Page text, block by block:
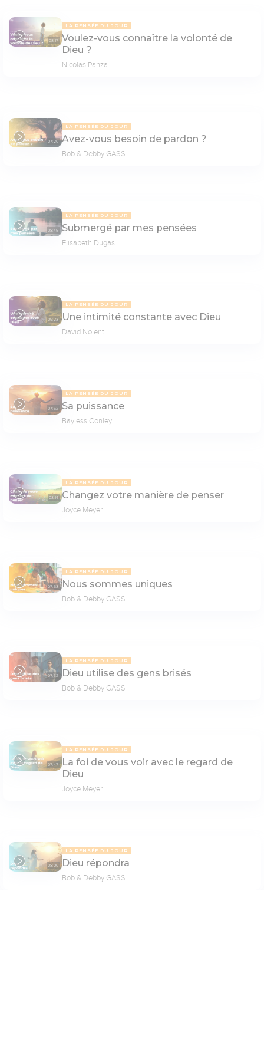
08:17
LA PENSÉE DU JOUR
Voulez-vous connaître la volonté de
Dieu ?
Nicolas Panza
07:20
LA PENSÉE DU JOUR
Avez-vous besoin de pardon ?
Bob & Debby GASS
08:45
LA PENSÉE DU JOUR
Submergé par mes pensées
Elisabeth Dugas
09:23
LA PENSÉE DU JOUR
Une intimité constante avec Dieu
David Nolent
07:52
LA PENSÉE DU JOUR
Sa puissance
Bayless Conley
08:14
LA PENSÉE DU JOUR
Changez votre manière de penser
Joyce Meyer
07:58
LA PENSÉE DU JOUR
Nous sommes uniques
Bob & Debby GASS
07:32
LA PENSÉE DU JOUR
Dieu utilise des gens brisés
Bob & Debby GASS
07:47
LA PENSÉE DU JOUR
La foi de vous voir avec le regard de
Dieu
Joyce Meyer
08:00
LA PENSÉE DU JOUR
Dieu répondra
Bob & Debby GASS